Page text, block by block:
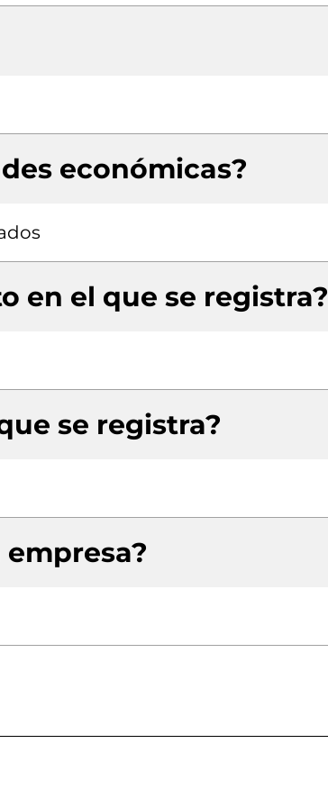
económicas?
en el que se registra?
se registra?